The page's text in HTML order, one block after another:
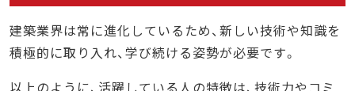
建築業界は常に進化しているため、新しい技術や知識を
積極的に取り入れ、学び続ける姿勢が必要です。
以上のように、活躍している人の特徴は、技術力やコミ